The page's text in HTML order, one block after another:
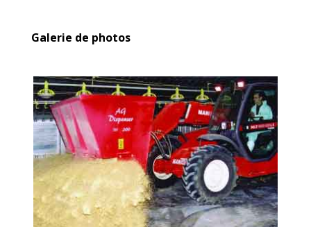
Galerie de photos